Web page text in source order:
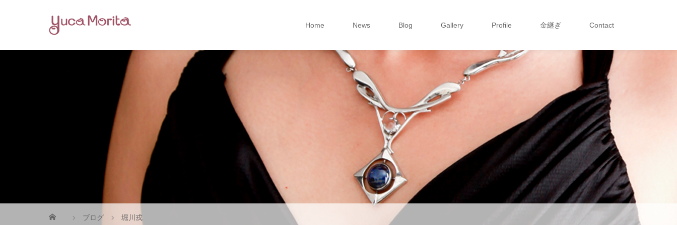
Home News Blog Gallery Profile 金継ぎ Contact
ブログ 堀川戎